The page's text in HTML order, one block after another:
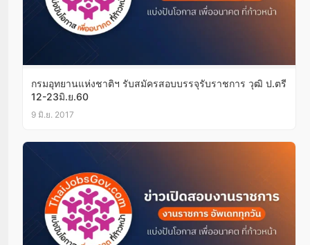
กรมอุทยานแห่งชาติฯ รับสมัครสอบบรรจุรับราชการ วุฒิ ป.ตรี
12-23มิ.ย.60
9 มิ.ย. 2017